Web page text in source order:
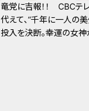
竜党に吉報！！ CBCテ
代えて、“千年に一人の
投入を決断。幸運の女神